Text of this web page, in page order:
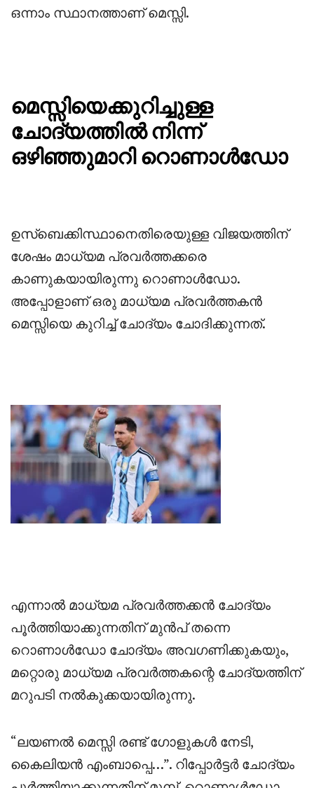
ഒന്നാം സ്ഥാനത്താണ് മെസ്സി.
മെസ്സിയെക്കുറിച്ചുള്ള
ചോദ്യത്തിൽ നിന്ന്
ഒഴിഞ്ഞുമാറി റൊണാൾഡോ
ഉസ്ബെക്കിസ്ഥാനെതിരെയുള്ള വിജയത്തിന്
ശേഷം മാധ്യമ പ്രവർത്തക്കരെ
കാണുകയായിരുന്നു റൊണാൾഡോ.
അപ്പോളാണ് ഒരു മാധ്യമ പ്രവർത്തകൻ
മെസ്സിയെ കുറിച്ച് ചോദ്യം ചോദിക്കുന്നത്.
എന്നാൽ മാധ്യമ പ്രവർത്തക്കൻ ചോദ്യം
പൂർത്തിയാക്കുന്നതിന് മുൻപ് തന്നെ
റൊണാൾഡോ ചോദ്യം അവഗണിക്കുകയും,
മറ്റൊരു മാധ്യമ പ്രവർത്തകന്റെ ചോദ്യത്തിന്
മറുപടി നൽകുക്കയായിരുന്നു.
“ലയണൽ മെസ്സി രണ്ട് ഗോളുകൾ നേടി,
കൈലിയൻ എംബാപ്പെ…”. റിപ്പോർട്ടർ ചോദ്യം